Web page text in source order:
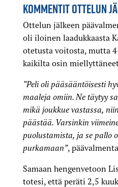
KOMMENTIT OTTELUN
Ottelun jälkeen
oli iloinen laadukkaasta
otetusta voitosta, mutta
kaikilta osin
”Peli oli pääsääntöisesti
maaleja omiin. Ne täytyy
mikä joukkue vastassa, niin
päästää. Varsinkin
puolustamista, ja se pallo
purkamaan”,
Samaan hengenvetoon
totesi, että peräti 2,5